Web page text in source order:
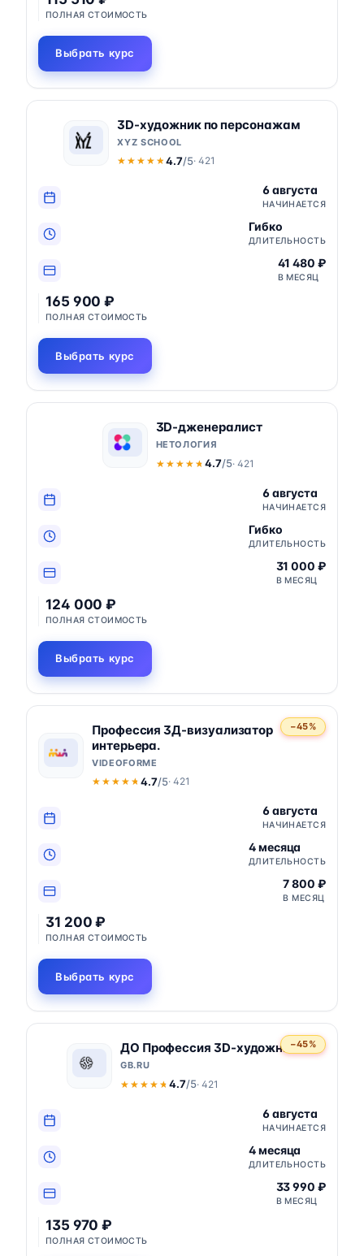
ПОЛНАЯ СТОИМОСТЬ
Выбрать курс
3D-художник по персонажам
XYZ SCHOOL
★★★★★
★★★★★4.7/5· 421
6 августа
НАЧИНАЕТСЯ
Гибко
ДЛИТЕЛЬНОСТЬ
41 480 ₽
В МЕСЯЦ
165 900 ₽
ПОЛНАЯ СТОИМОСТЬ
Выбрать курс
3D-дженералист
НЕТОЛОГИЯ
★★★★★
★★★★★ 4.7/5· 421
6 августа
НАЧИНАЕТСЯ
Гибко
ДЛИТЕЛЬНОСТЬ
31 000 ₽
В МЕСЯЦ
124 000 ₽
ПОЛНАЯ СТОИМОСТЬ
Выбрать курс
−45%
Профессия 3Д-визуализатор
интерьера.
VIDEOFORME
★★★★★
★★★★★ 4.7/5· 421
6 августа
НАЧИНАЕТСЯ
4 месяца
ДЛИТЕЛЬНОСТЬ
7 800 ₽
В МЕСЯЦ
31 200 ₽
ПОЛНАЯ СТОИМОСТЬ
Выбрать курс
−45%
ДО Профессия 3D-художник
GB.RU
★★★★★
★★★★★ 4.7/5· 421
6 августа
НАЧИНАЕТСЯ
4 месяца
ДЛИТЕЛЬНОСТЬ
33 990 ₽
В МЕСЯЦ
135 970 ₽
ПОЛНАЯ СТОИМОСТЬ